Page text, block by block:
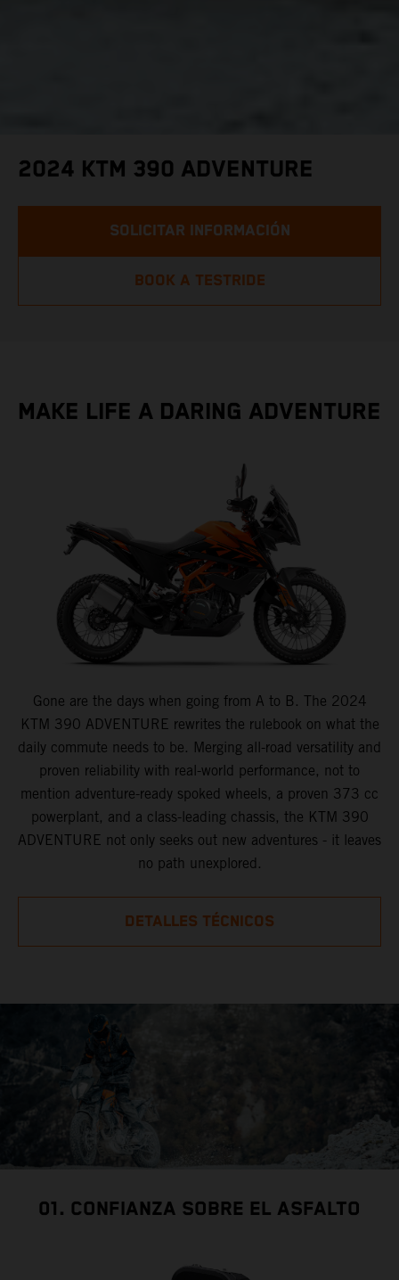
2024 KTM 390 ADVENTURE
SOLICITAR INFORMACIÓN
BOOK A TESTRIDE
MAKE LIFE A DARING ADVENTURE
Gone are the days when going from A to B. The 2024
KTM 390 ADVENTURE rewrites the rulebook on what the
daily commute needs to be. Merging all-road versatility and
proven reliability with real-world performance, not to
mention adventure-ready spoked wheels, a proven 373 cc
powerplant, and a class-leading chassis, the KTM 390
ADVENTURE not only seeks out new adventures - it leaves
no path unexplored.
DETALLES TÉCNICOS
01. CONFIANZA SOBRE EL ASFALTO